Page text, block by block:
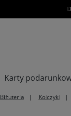
Karty
Biżuteria Kolczyki